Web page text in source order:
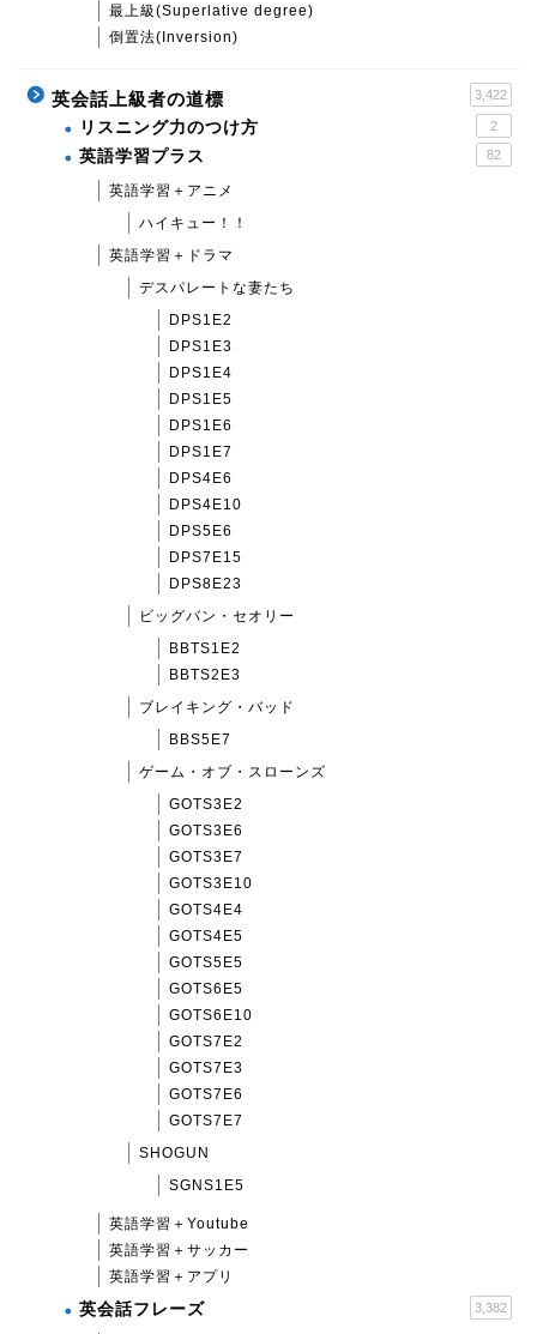
最上級(Superlative degree)
倒置法(Inversion)
英会話上級者の道標 3,422
リスニング力のつけ方 2
英語学習プラス 82
英語学習＋アニメ
ハイキュー！！
英語学習＋ドラマ
デスパレートな妻たち
DPS1E2
DPS1E3
DPS1E4
DPS1E5
DPS1E6
DPS1E7
DPS4E6
DPS4E10
DPS5E6
DPS7E15
DPS8E23
ビッグバン・セオリー
BBTS1E2
BBTS2E3
ブレイキング・バッド
BBS5E7
ゲーム・オブ・スローンズ
GOTS3E2
GOTS3E6
GOTS3E7
GOTS3E10
GOTS4E4
GOTS4E5
GOTS5E5
GOTS6E5
GOTS6E10
GOTS7E2
GOTS7E3
GOTS7E6
GOTS7E7
SHOGUN
SGNS1E5
英語学習＋Youtube
英語学習＋サッカー
英語学習＋アプリ
英会話フレーズ 3,382